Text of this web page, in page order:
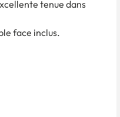
tenue dans
face inclus.